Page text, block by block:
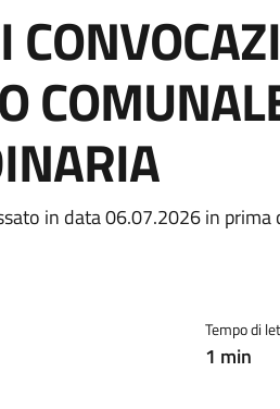
notizia
in data 06.07.2026 in
Tempo di
1 min